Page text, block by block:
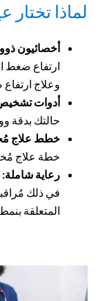
لماذا تختار
أخصائيون
ارتفاع ضغط
وعلاج
أدوات
حالتك بدقة
خطط علاج
خطة علاج
رعاية شاملة:
في ذلك
المتعلقة